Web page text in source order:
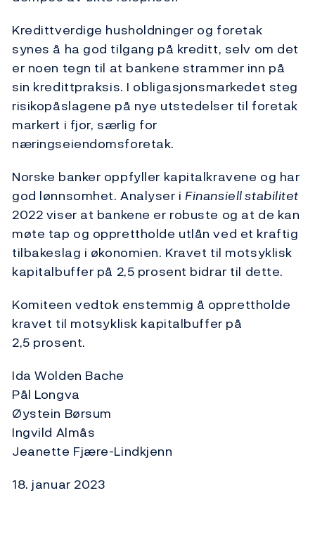
Kredittverdige husholdninger og foretak
synes å ha god tilgang på kreditt, selv om det
er noen tegn til at bankene strammer inn på
sin kredittpraksis. I obligasjonsmarkedet steg
risikopåslagene på nye utstedelser til foretak
markert i fjor, særlig for
næringseiendomsforetak.
Norske banker oppfyller kapitalkravene og har
god lønnsomhet. Analyser iFinansiell stabilitet
2022 viser at bankene er robuste og at de kan
møte tap og opprettholde utlån ved et kraftig
tilbakeslag i økonomien. Kravet til motsyklisk
kapitalbuffer på 2,5 prosent bidrar til dette.
Komiteen vedtok enstemmig å opprettholde
kravet til motsyklisk kapitalbuffer på
2,5 prosent.
Ida Wolden Bache
Pål Longva
Øystein Børsum
Ingvild Almås
Jeanette Fjære-Lindkjenn
18. januar 2023